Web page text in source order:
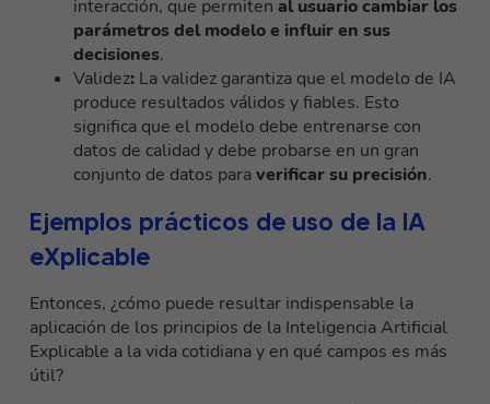
interacción, que permiten al usuario cambiar los
parámetros del modelo e influir en sus
decisiones.
Validez: La validez garantiza que el modelo de IA
produce resultados válidos y fiables. Esto
significa que el modelo debe entrenarse con
datos de calidad y debe probarse en un gran
conjunto de datos paraverificar su precisión.
Ejemplos prácticos de uso de la IA
eXplicable
Entonces, ¿cómo puede resultar indispensable la
aplicación de los principios de la Inteligencia Artificial
Explicable a la vida cotidiana y en qué campos es más
útil?